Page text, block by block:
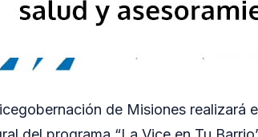
de Misiones realizará